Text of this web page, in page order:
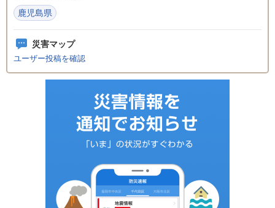
鹿児島県
災害マップ
ユーザー投稿を確認